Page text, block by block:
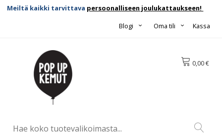
Meiltä kaikki tarvittava persoonalliseen joulukattaukseen!
Kassa
Oma tili
Blogi
0,00 €